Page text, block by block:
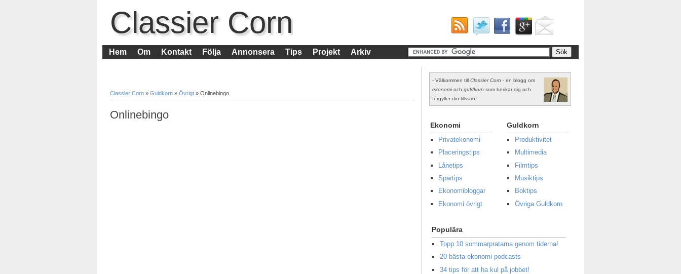
Classier Corn
Hem Om Kontakt Följa Annonsera Tips Projekt Arkiv
Classier Corn » Guldkorn » Övrigt » Onlinebingo
Onlinebingo
- Välkommen till Classier Corn - en blogg om
ekonomioch guldkorn som berikar dig och
förgyller din tillvaro!
Ekonomi
Privatekonomi
Placeringstips
Lånetips
Spartips
Ekonomibloggar
Ekonomi övrigt
Guldkorn
Produktivitet
Multimedia
Filmtips
Musiktips
Boktips
Övriga Guldkorn
Populära
Topp 10 sommarpratarna genom tiderna!
20 bästa ekonomi podcasts
34 tips för att ha kul på jobbet!